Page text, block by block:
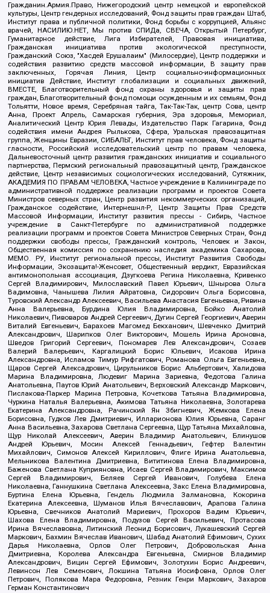
Гражданин.Армия.Право, Нижегородский центр немецкой и европейской
культуры, Центр гендерных исследований, Фонд защиты прав граждан Штаб,
Институт права и публичной политики, Фонд борьбы с коррупцией, Альянс
врачей, НАСИЛИЮ.НЕТ, Мы против СПИДа, СВЕЧА, Открытый Петербург,
Гуманитарное действие, Лига Избирателей, Правовая инициатива,
Гражданская инициатива против экологической преступности,
Гражданский Союз, "Хасдей Ерушалаим" (Милосердие), Центр поддержки и
содействия развитию средств массовой информации, В защиту прав
заключенных, Горячая Линия, Центр социально-информационных
инициатив Действие, Институт глобализации и социальных движений,
ВМЕСТЕ, Благотворительный фонд охраны здоровья и защиты прав
граждан, Благотворительный фонд помощи осужденным и их семьям, Фонд
Тольятти, Новое время, Серебряная тайга, Так-Так-Так, центр Сова, центр
Анна, Проект Апрель, Самарская губерния, Эра здоровья, Мемориал,
Аналитический Центр Юрия Левады, Издательство Парк Гагарина, Фонд
содействия имени Андрея Рылькова, Сфера, Уральская правозащитная
группа, Женщины Евразии, СИБАЛЬТ, Институт прав человека, Фонд защиты
гласности, Российский исследовательский центр по правам человека,
Дальневосточный центр развития гражданских инициатив и социального
партнерства, Пермский региональный правозащитный центр, Гражданское
действие, Центр независимых социологических исследований, Сутяжник,
АКАДЕМИЯ ПО ПРАВАМ ЧЕЛОВЕКА, Частное учреждение в Калининграде по
административной поддержке реализации программ и проектов Совета
Министров северных стран, Центр развития некоммерческих организаций,
Гражданское содействие, Интернешнл-Р, Центр Защиты Прав Средств
Массовой Информации, Институт развития прессы - Сибирь, Частное
учреждение в Санкт-Петербурге по административной поддержке
реализации программ и проектов Совета Министров Северных Стран, Фонд
поддержки свободы прессы, Гражданский контроль, Человек и Закон,
Общественная комиссия по сохранению наследия академика Сахарова,
МЕМО. РУ, Институт региональной прессы, Институт Развития Свободы
Информации, Экозащита!-Женсовет, Общественный вердикт, Евразийская
антимонопольная ассоциация, Дзугкоева Регина Николаевна, Кривенко
Сергей Владимирович, Милославский Павел Юрьевич, Шнырова Ольга
Вадимовна, Чанышева Лилия Айратовна, Сидорович Ольга Борисовна,
Туровский Александр Алексеевич, Васильева Анастасия Евгеньевна, Ривина
Анна Валерьевна, Бурдина Юлия Владимировна, Бойко Анатолий
Николаевич, Пивоваров Андрей Сергеевич, Дугин Сергей Георгиевич, Аверин
Виталий Евгеньевич, Барахоев Магомед Бекханович, Шевченко Дмитрий
Александрович, Шарипков Олег Викторович, Мошель Ирина Ароновна,
Шведов Григорий Сергеевич, Пономарев Лев Александрович, Созаев
Валерий Валерьевич, Каргалицкий Борис Юльевич, Исакова Ирина
Александровна, Исламов Тимур Рифгатович, Романова Ольга Евгеньевна,
Щаров Сергей Алексадрович, Цирульников Борис Альбертович, Халидова
Марина Владимировна, Людевиг Марина Зариевна, Федотова Галина
Анатольевна, Паутов Юрий Анатольевич, Верховский Александр Маркович,
Пислакова-Паркер Марина Петровна, Кочеткова Татьяна Владимировна,
Чуркина Наталья Валерьевна, Акимова Татьяна Николаевна, Золотарева
Екатерина Александровна, Рачинский Ян Збигневич, Жемкова Елена
Борисовна, Гудков Лев Дмитриевич, Илларионова Юлия Юрьевна, Саранг
Анна Васильевна, Захарова Светлана Сергеевна, Щур Татьяна Михайловна,
Щур Николай Алексеевич, Аверин Владимир Анатольевич, Блинушов
Андрей Юрьевич, Мосин Алексей Геннадьевич, Гефтер Валентин
Михайлович, Симонов Алексей Кириллович, Флиге Ирина Анатольевна,
Мельникова Валентина Дмитриевна, Вититинова Елена Владимировна,
Баженова Светлана Куприяновна, Исаев Сергей Владимирович, Максимов
Сергей Владимирович, Беляев Сергей Иванович, Голубева Елена
Николаевна, Ганнушкина Светлана Алексеевна, Закс Елена Владимировна,
Буртина Елена Юрьевна, Гендель Людмила Залмановна, Кокорина
Екатерина Алексеевна, Шуманов Илья Вячеславович, Арапова Галина
Юрьевна, Свечников Анатолий Мариевич, Прохоров Вадим Юрьевич,
Шахова Елена Владимировна, Подузов Сергей Васильевич, Протасова
Ирина Вячеславовна, Литинский Леонид Борисович, Лукашевский Сергей
Маркович, Бахмин Вячеслав Иванович, Шабад Анатолий Ефимович, Сухих
Дарья Николаевна, Орлов Олег Петрович, Добровольская Анна
Дмитриевна, Королева Александра Евгеньевна, Смирнов Владимир
Александрович, Вицин Сергей Ефимович, Золотухин Борис Андреевич,
Левинсон Лев Семенович, Локшина Татьяна Иосифовна, Орлов Олег
Петрович, Полякова Мара Федоровна, Резник Генри Маркович, Захаров
Герман Константинович